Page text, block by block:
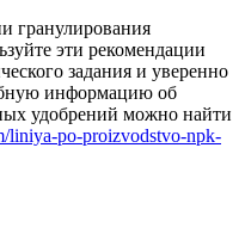
гранулирования
эти рекомендации
задания и уверенно
информацию об
удобрений можно найти
liniya-po-proizvodstvo-npk-